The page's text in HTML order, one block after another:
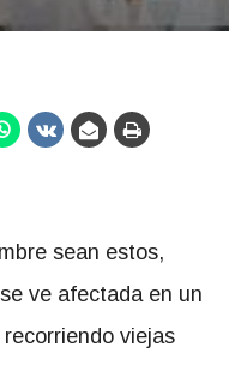
sean estos,
ve afectada en un
viejas